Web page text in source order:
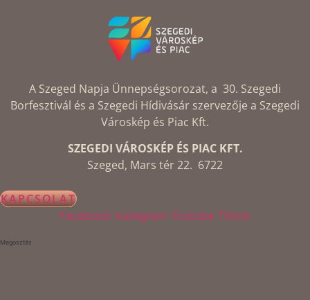
A Szeged Napja Ünnepségsorozat, a 30. Szegedi
Borfesztivál és a Szegedi Hídivásár szervezője a Szegedi
Városkép és Piac Kft.
SZEGEDI VÁROSKÉP ÉS PIAC KFT.
Szeged, Mars tér 22. 6722
KAPCSOLAT
Facebook Instagram Youtube Tiktok
Megosztás